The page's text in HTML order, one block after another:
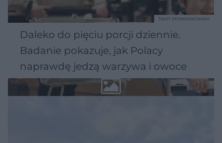
Daleko do pięciu porcji dziennie.
Badanie pokazuje, jak Polacy
naprawdę jedzą warzywa i owoce
TEKST SPONSOROWANY